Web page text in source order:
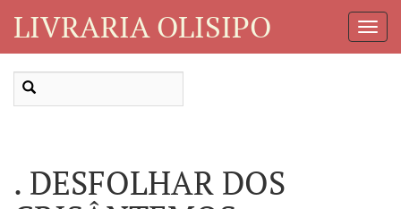
LIVRARIA OLISIPO
. DESFOLHAR DOS